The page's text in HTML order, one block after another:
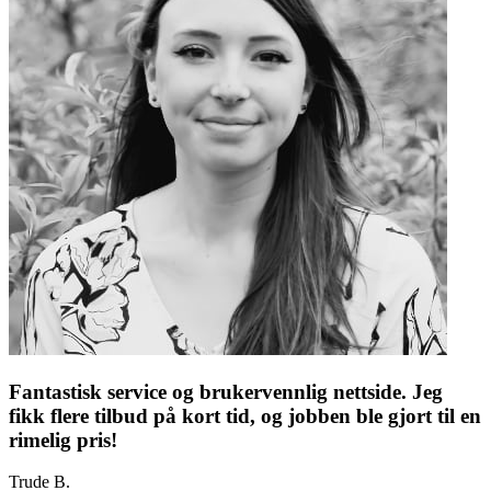
Fantastisk service og brukervennlig nettside. Jeg
fikk flere tilbud på kort tid, og jobben ble gjort til en
rimelig pris!
Trude B.